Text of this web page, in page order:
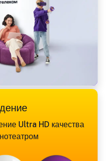
Ultra HD качества